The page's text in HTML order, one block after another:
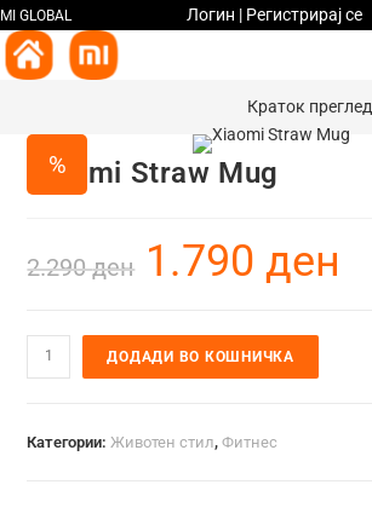
MI GLOBAL Логин | Регистрирај се
Краток преглед
%
Xiaomi Straw Mug
2.290ден 1.790ден
ДОДАДИ ВО КОШНИЧКА
Категории: Животен стил,Фитнес